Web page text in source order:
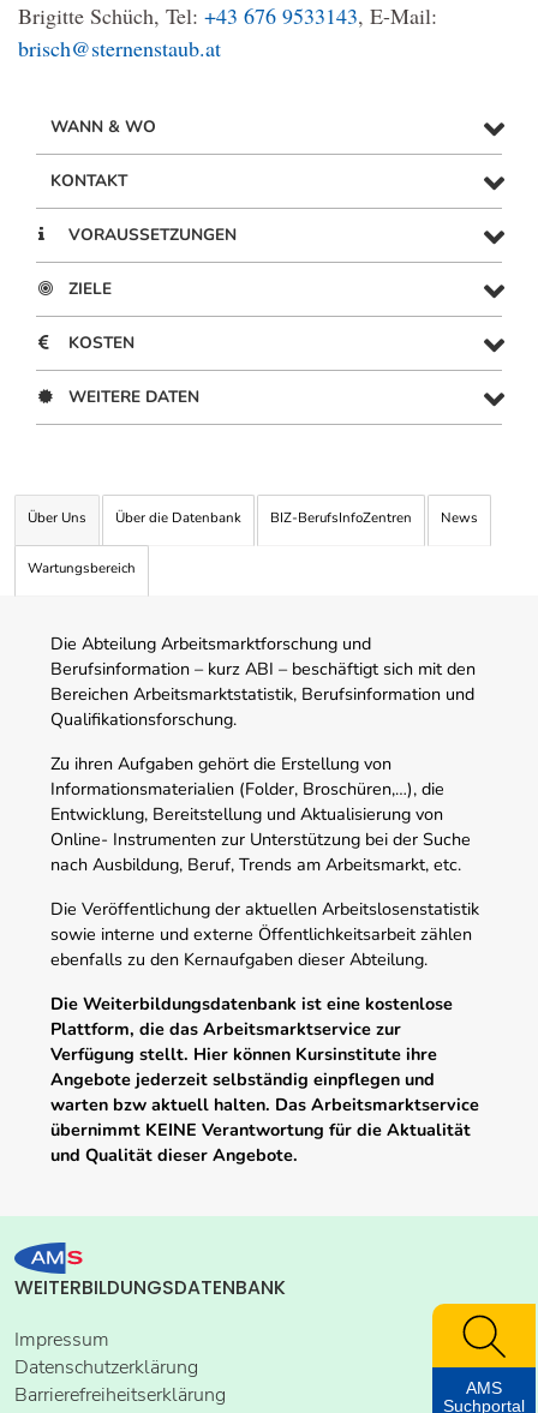
Brigitte Schüch, Tel: +43 676 9533143, E-Mail:
brisch@sternenstaub.at
WANN & WO
KONTAKT
VORAUSSETZUNGEN
ZIELE
KOSTEN
WEITERE DATEN
Über Uns Über die Datenbank BIZ-BerufsInfoZentren News
Wartungsbereich
Die Abteilung Arbeitsmarktforschung und
Berufsinformation – kurz ABI – beschäftigt sich mit den
Bereichen Arbeitsmarktstatistik, Berufsinformation und
Qualifikationsforschung.
Zu ihren Aufgaben gehört die Erstellung von
Informationsmaterialien (Folder, Broschüren,…), die
Entwicklung, Bereitstellung und Aktualisierung von
Online- Instrumenten zur Unterstützung bei der Suche
nach Ausbildung, Beruf, Trends am Arbeitsmarkt, etc.
Die Veröffentlichung der aktuellen Arbeitslosenstatistik
sowie interne und externe Öffentlichkeitsarbeit zählen
ebenfalls zu den Kernaufgaben dieser Abteilung.
Die Weiterbildungsdatenbank ist eine kostenlose
Plattform, die das Arbeitsmarktservice zur
Verfügung stellt. Hier können Kursinstitute ihre
Angebote jederzeit selbständig einpflegen und
warten bzw aktuell halten. Das Arbeitsmarktservice
übernimmt KEINE Verantwortung für die Aktualität
und Qualität dieser Angebote.
WEITERBILDUNGSDATENBANK
Impressum
Datenschutzerklärung
Barrierefreiheitserklärung
AMS
Suchportal